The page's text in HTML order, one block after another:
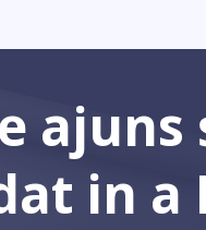
ajuns
in a